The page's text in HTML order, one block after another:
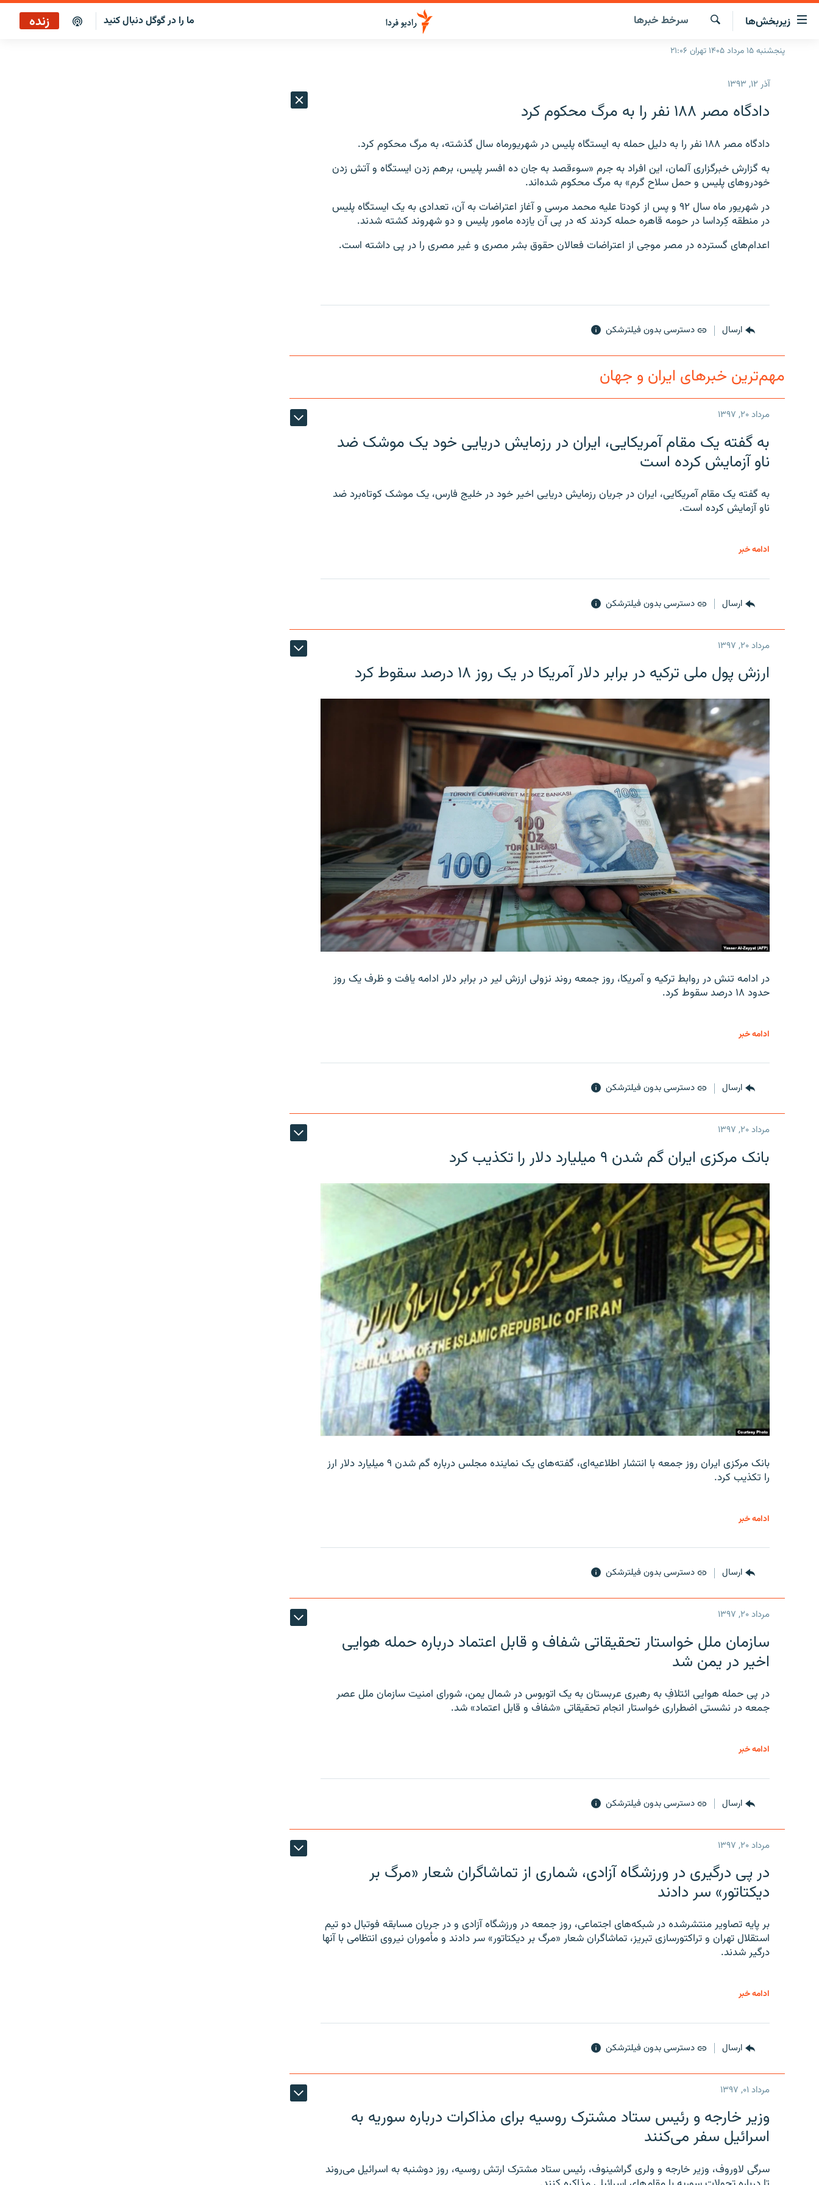
لینک‌های
قابلیت
دسترسی
زیربخش‌ها
صفحه اصلی
انتخاب کنید و بشنوید
برنامه‌های رادیویی
فرکانس‌ها
چندرسانه‌ای
گزارش‌های تصویری
گزارش‌های ویدئویی
جستجو
سرخط‌ خبرها ما را در گوگل دنبال کنید زنده
پنجشنبه ۱۵ مرداد ۱۴۰۵ تهران ۲۱:۰۶
آذر ۱۲, ۱۳۹۳
دادگاه مصر ۱۸۸ نفر را به مرگ محکوم کرد
دادگاه مصر ۱۸۸ نفر را به دلیل حمله به ایستگاه پلیس در شهریورماه سال گذشته، به مرگ محکوم کرد.
به گزارش خبرگزاری آلمان، این افراد به جرم «سوءقصد به جان ده افسر پلیس، برهم زدن ایستگاه و آتش زدن
خودروهای پلیس و حمل سلاح گرم» به مرگ محکوم شده‌اند.
در شهریور ماه سال ۹۲ و پس از کودتا علیه محمد مرسی و آغاز اعتراضات به آن، تعدادی به یک ایستگاه پلیس
در منطقه کِرداسا در حومه قاهره حمله کردند که در پی آن یازده مامور پلیس و دو شهروند کشته شدند.
اعدام‌‌های گسترده در مصر موجی از اعتراضات فعالان حقوق بشر مصری و غیر مصری را در پی داشته است.
ارسال دسترسی بدون فیلترشکن
مهم‌ترین خبرهای ایران و جهان
مرداد ۲۰, ۱۳۹۷
به گفته یک مقام آمریکایی، ایران در رزمایش دریایی خود یک موشک ضد
ناو آزمایش کرده است
به گفته یک مقام آمریکایی، ایران در جریان رزمایش دریایی اخیر خود در خلیج فارس، یک موشک کوتاه‌برد ضد
ناو آزمایش کرده است.
ادامه خبر
ارسال دسترسی بدون فیلترشکن
مرداد ۲۰, ۱۳۹۷
ارزش پول ملی ترکیه در برابر دلار آمریکا در یک روز ۱۸ درصد سقوط کرد
در ادامه تنش در روابط ترکیه و آمریکا، روز جمعه روند نزولی ارزش لیر در برابر دلار ادامه یافت و ظرف یک روز
حدود ۱۸ درصد سقوط کرد.
ادامه خبر
ارسال دسترسی بدون فیلترشکن
مرداد ۲۰, ۱۳۹۷
بانک مرکزی ایران گم شدن ۹ میلیارد دلار را تکذیب کرد
بانک مرکزی ایران روز جمعه با انتشار اطلاعیه‌ای، گفته‌های یک نماینده مجلس درباره گم شدن ۹ میلیارد دلار ارز
را تکذیب کرد.
ادامه خبر
ارسال دسترسی بدون فیلترشکن
مرداد ۲۰, ۱۳۹۷
سازمان ملل خواستار تحقیقاتی شفاف و قابل اعتماد درباره حمله هوایی
اخیر در یمن شد
در پی حمله هوایی ائتلافِ به رهبری عربستان به یک اتوبوس در شمال یمن، شورای امنیت سازمان ملل عصر
جمعه در نشستی اضطراری خواستار انجام تحقیقاتی «شفاف و قابل اعتماد» شد.
ادامه خبر
ارسال دسترسی بدون فیلترشکن
مرداد ۲۰, ۱۳۹۷
در پی درگیری در ورزشگاه آزادی، شماری از تماشاگران شعار «مرگ بر
دیکتاتور» سر دادند
بر پایه تصاویر منتشرشده در شبکه‌های اجتماعی، روز جمعه در ورزشگاه آزادی و در جریان مسابقه فوتبال دو تیم
استقلال تهران و تراکتورسازی تبریز، تماشاگران شعار «مرگ بر دیکتاتور» سر دادند و مأموران نیروی انتظامی با آنها
درگیر شدند.
ادامه خبر
ارسال دسترسی بدون فیلترشکن
مرداد ۰۱, ۱۳۹۷
وزیر خارجه و رئیس‌ ستاد مشترک روسیه برای مذاکرات درباره سوریه به
اسرائیل سفر می‌کنند
سرگی لاوروف، وزیر خارجه و ولری گراشینوف، رئیس ستاد مشترک ارتش روسیه، روز دوشنبه به اسرائیل می‌روند